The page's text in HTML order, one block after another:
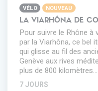
VÉLO NOUVEAU
LA VIARHÔNA DE
Pour suivre le Rhône à
par la Viarhôna, ce bel
qui glisse au fil des
Genève aux rives
plus de 800 kilomètres…
7 JOURS